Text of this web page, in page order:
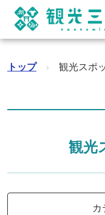
トップ › 観光スポ
観光